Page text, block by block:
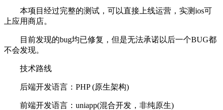
本项目经过完整的测试，可以直接上线运营，实测ios可
上应用商店。
目前发现的bug均已修复，但是无法承诺以后一个BUG都
不会发现。
技术路线
后端开发语言：PHP (原生架构)
前端开发语言：uniapp(混合开发，非纯原生)